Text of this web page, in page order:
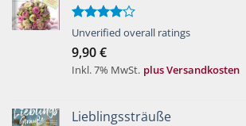
Bewertet
von 5
Unverified overall ratings
9,90€
Inkl. 7% MwSt. plus Versandkosten
Lieblingssträuße